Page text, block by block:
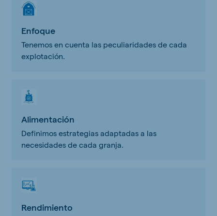
Enfoque
Tenemos en cuenta las peculiaridades de cada
explotación.
Alimentación
Definimos estrategias adaptadas a las
necesidades de cada granja.
Rendimiento